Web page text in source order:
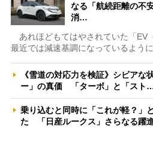
なる「航続距離の不
消…
あれほどもてはやされていた「EV
最近では減速基調になっているよう
《雪道の対応力を検証》シビアな
ー」の真価 「ターボ」と「スト
乗り込むと同時に「これが軽？」
た 「日産ルークス」さらなる躍